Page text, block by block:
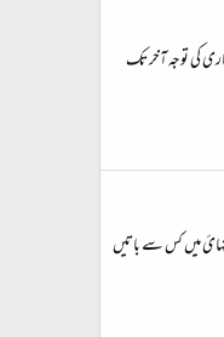
کی توجہ آخر تک
میں کس سے باتیں